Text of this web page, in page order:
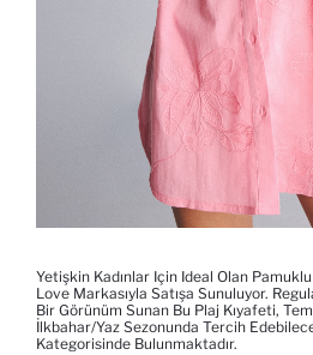
Yetişkin Kadınlar Için Ideal Olan
Love Markasıyla Satışa Sunuluyor.
Bir Görünüm Sunan Bu Plaj Kıyafeti,
İlkbahar/Yaz Sezonunda Tercih
Kategorisinde Bulunmaktadır.